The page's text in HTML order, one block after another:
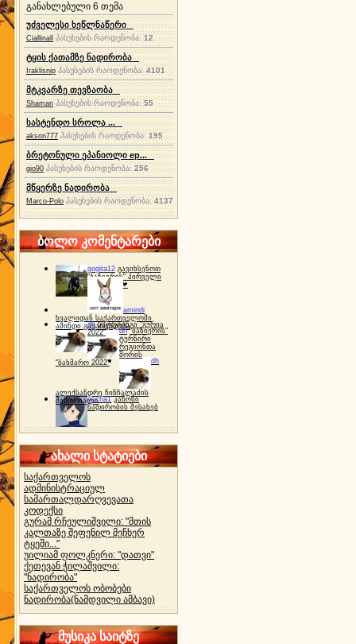
განახლებული 6 თემა
უძველესი ხეწლნაწერი
Ciallinall პასუხების რაოდენობა:12
ტყის ქათამზე ნადირობა
Iraklisnip პასუხების რაოდენობა: 4101
მტკვარზე თევზაობა
Shaman პასუხების რაოდენობა:55
სასტენდო სროლა ...
akson777 პასუხების რაოდენობა:195
ბრეტონული ეპანიოლი ep...
gio90 პასუხების რაოდენობა:256
მწყერზე ნადირობა
Marco-Polo პასუხების რაოდენობა:4137
ბოლო კომენტარები
gogita12 გავიხსენოთ
"ბაზიერის" პირველი
ტურნირი ❤
amindi
ხვალიდან საქართველოში
ამინდი გაუარესდება
dh სპორტინგი "გურია
2022"
dh "ბაზიერის"
ტურნირი
რეგიონთა
შორის
"ბახმარო 2022"
dh
ალექსანდრე ჩინჩალაძის
მემორიალიgocha1 კანონი
ნადირობის შესახებ
ახალი სტატიები
საქართველოს
ადმინისტრაციულ
სამართალდარღვევათა
კოდექსი
გურამ რჩეულიშვილი: "მთის
კალთაზე შეფენილ მეჩხერ
ტყეში..."
უილიამ ფოლკნერი: "დათვი"
ქეთევან ჭილაშვილი:
"ნადირობა"
საქართველოს ობობები
ნადირობა(ნამდვილი ამბავი)
მუსიკა საიტზე